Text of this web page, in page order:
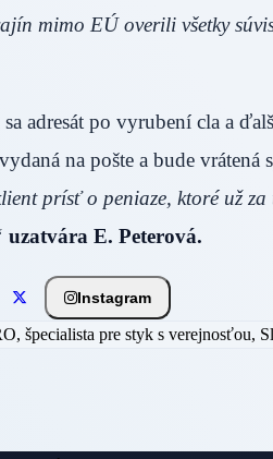
mimo EÚ overili všetky
adresát po vyrubení cla a
na pošte a bude
prísť o peniaze, ktoré už
uzatvára E. Peterová.
Instagram
špecialista pre styk s verejnosťou,